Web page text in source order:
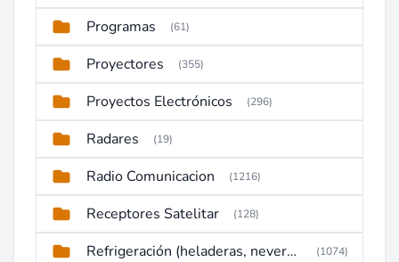
Programas (61)
Proyectores (355)
Proyectos Electrónicos (296)
Radares (19)
Radio Comunicacion (1216)
Receptores Satelitar (128)
Refrigeración (heladeras, neveras, congeladores) (1074)